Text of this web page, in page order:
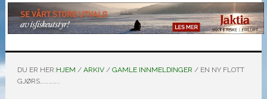
DU ER HER:HJEM / ARKIV / GAMLE INNMELDINGER /EN NY FLOTT
GJØRS…………..